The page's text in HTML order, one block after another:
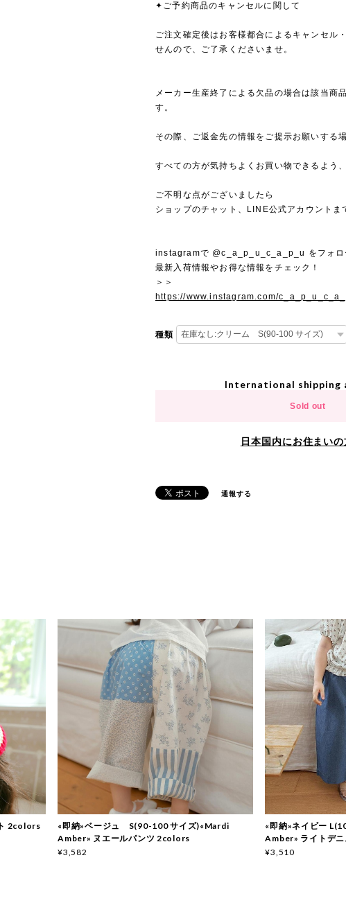
✦ご予約商品のキャンセルに関して
ご注文確定後はお客様都合によるキャンセル
せんので、ご了承くださいませ。
メーカー生産終了による欠品の場合は該当商
す。
その際、ご返金先の情報をご提示お願いする
すべての方が気持ちよくお買い物できるよう
ご不明な点がございましたら
ショップのチャット、LINE公式アカウントま
instagramで @c_a_p_u_c_a_p_u をフォロ
最新入荷情報やお得な情報をチェック！
＞＞
https://www.instagram.com/
種類
International shipping
Sold out
日本国内にお住まい
通報する
2colors
«即納»ベージュ S(90-100 サイズ)«Mardi
Amber» ヌエールパンツ 2colors
¥3,582
«即納»ネイビー
Amber» ライトデ
¥3,510